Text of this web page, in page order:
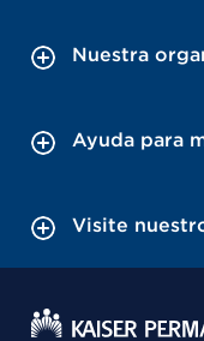
Nuestra
Ayuda para
Visite